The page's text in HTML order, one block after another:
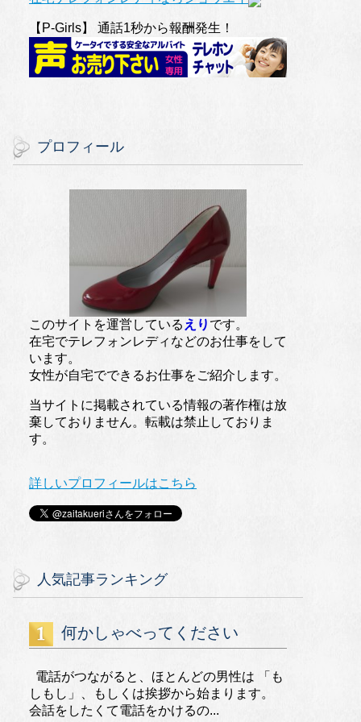
【P-Girls】 通話1秒から報酬発生！
プロフィール
このサイトを運営している えり です。
在宅でテレフォンレディなどのお仕事をして
います。
女性が自宅でできるお仕事をご紹介します。
当サイトに掲載されている情報の著作権は放
棄しておりません。転載は禁止しておりま
す。
詳しいプロフィールはこちら
人気記事ランキング
何かしゃべってください
電話がつながると、ほとんどの男性は 「も
しもし」、もしくは挨拶から始まります。
会話をしたくて電話をかけるの...